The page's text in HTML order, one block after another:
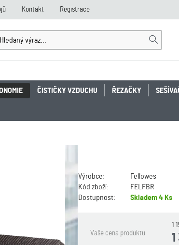
Kontakt Registrace
ČISTIČKY VZDUCHU ŘEZAČKY
Výrobce:
Fellowes
Kód zboží:
FELFBR
Dostupnost:
Skladem4 Ks
Vaše cena produktu
1